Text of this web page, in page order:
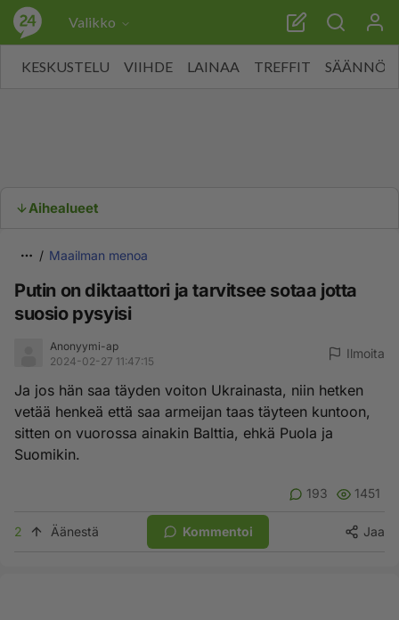
Valikko
KESKUSTELU VIIHDE LAINAA TREFFIT SÄÄNNÖT
Aihealueet
Maailman menoa
Putin on diktaattori ja tarvitsee sotaa jotta
suosio pysyisi
Anonyymi-ap
2024-02-27 11:47:15
Ilmoita
Ja jos hän saa täyden voiton Ukrainasta, niin hetken
vetää henkeä että saa armeijan taas täyteen kuntoon,
sitten on vuorossa ainakin Balttia, ehkä Puola ja
Suomikin.
193 1451
2 Äänestä Kommentoi Jaa